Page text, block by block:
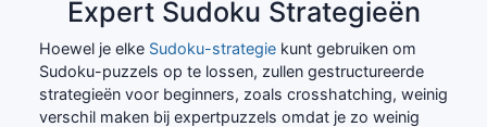
Expert Sudoku Strategieën
Hoewel je elke Sudoku-strategie kunt gebruiken om
Sudoku-puzzels op te lossen, zullen gestructureerde
strategieën voor beginners, zoals crosshatching, weinig
verschil maken bij expertpuzzels omdat je zo weinig